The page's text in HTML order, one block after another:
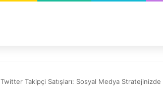
Twitter Takipçi Satışları: Sosyal Medya Stratejinizde